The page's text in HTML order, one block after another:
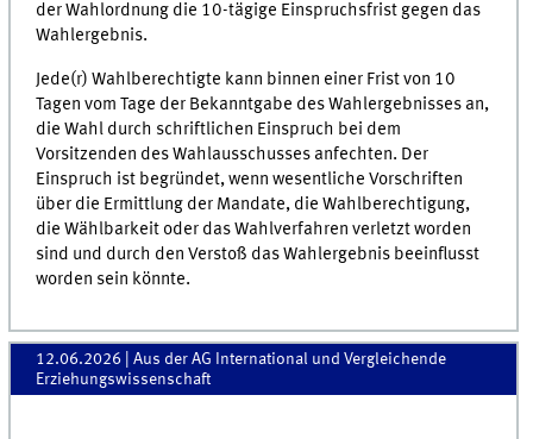
der Wahlordnung die 10-tägige Einspruchsfrist gegen das
Wahlergebnis.
Jede(r) Wahlberechtigte kann binnen einer Frist von 10
Tagen vom Tage der Bekanntgabe des Wahlergebnisses an,
die Wahl durch schriftlichen Einspruch bei dem
Vorsitzenden des Wahlausschusses anfechten. Der
Einspruch ist begründet, wenn wesentliche Vorschriften
über die Ermittlung der Mandate, die Wahlberechtigung,
die Wählbarkeit oder das Wahlverfahren verletzt worden
sind und durch den Verstoß das Wahlergebnis beeinflusst
worden sein könnte.
12.06.2026 | Aus der AG International und Vergleichende
Erziehungswissenschaft